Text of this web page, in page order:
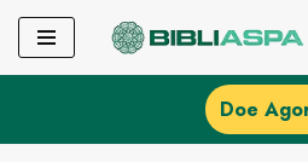
Pular
o
Doe